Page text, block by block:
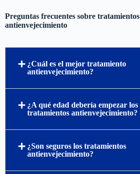
Preguntas frecuentes sobre tratamientos
antienvejecimiento
¿Cuál es el mejor tratamiento
antienvejecimiento?
¿A qué edad debería empezar los
tratamientos antienvejecimiento?
¿Son seguros los tratamientos
antienvejecimiento?